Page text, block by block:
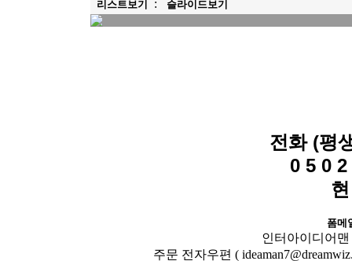
리스트보기 : 슬라이드보기
전화 (평
0 5 0
폼메
인터아이디어맨
주문 전자우편 (